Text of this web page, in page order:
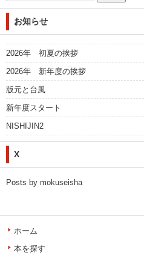
お知らせ
2026年 初夏の挨拶
2026年 新年度の挨拶
版元と台風
新年度スタート
NISHIJIN2
X
Posts by mokuseisha
ホーム
本を探す